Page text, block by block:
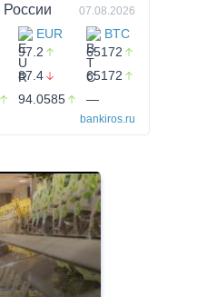
России 07.08.2026
EUR BTC
97.2 65172
87.4 65172
94.0585 —
bankiros.ru